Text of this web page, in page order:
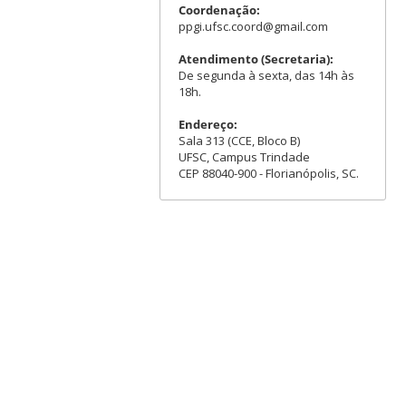
Coordenação:
ppgi.ufsc.coord@gmail.com
Atendimento (Secretaria):
De segunda à sexta, das 14h às
18h.
Endereço:
Sala 313 (CCE, Bloco B)
UFSC, Campus Trindade
CEP 88040-900 - Florianópolis, SC.